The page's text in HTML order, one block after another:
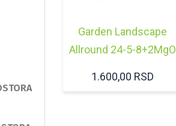
Garden Landscape
Allround 24-5-8+2MgO
1.600,00 RSD